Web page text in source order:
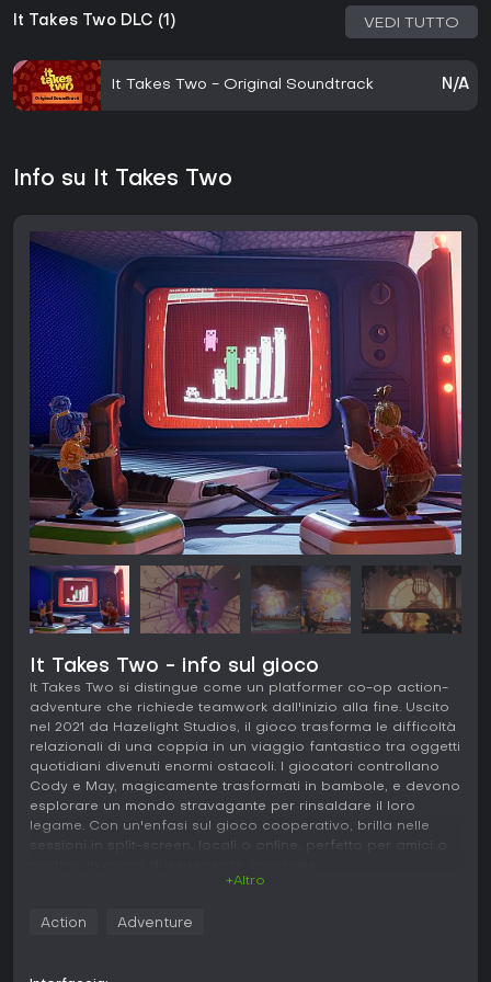
It Takes Two DLC (1) VEDI TUTTO
It Takes Two - Original Soundtrack N/A
Info su It Takes Two
It Takes Two - info sul gioco
It Takes Two si distingue come un platformer co-op action-
adventure che richiede teamwork dall'inizio alla fine. Uscito
nel 2021 da Hazelight Studios, il gioco trasforma le difficoltà
relazionali di una coppia in un viaggio fantastico tra oggetti
quotidiani divenuti enormi ostacoli. I giocatori controllano
Cody e May, magicamente trasformati in bambole, e devono
esplorare un mondo stravagante per rinsaldare il loro
legame. Con un'enfasi sul gioco cooperativo, brilla nelle
sessioni in split-screen, locali o online, perfetto per amici o
+Altro
Action Adventure